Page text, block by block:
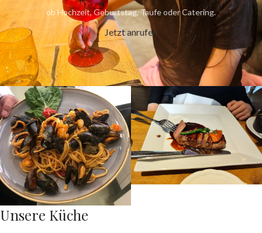
ob Hochzeit, Geburtstag, Taufe oder Catering.
Jetzt anrufen
Unsere Küche